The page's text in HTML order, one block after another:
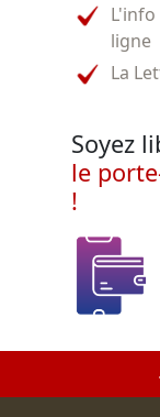
ligne
La
Soyez
le
!